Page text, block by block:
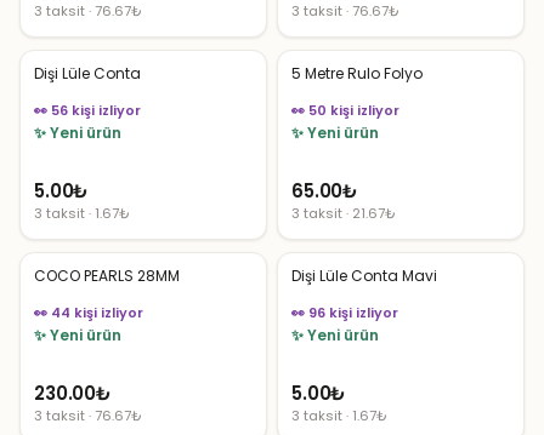
3 taksit · 76.67₺ 3 taksit · 76.67₺
Dişi Lüle Conta
👀 56 kişi izliyor
✨ Yeni ürün
5.00₺
3 taksit · 1.67₺
5 Metre Rulo Folyo
👀 50 kişi izliyor
✨ Yeni ürün
65.00₺
3 taksit · 21.67₺
COCO PEARLS 28MM
👀 44 kişi izliyor
✨ Yeni ürün
230.00₺
3 taksit · 76.67₺
Dişi Lüle Conta Mavi
👀 96 kişi izliyor
✨ Yeni ürün
5.00₺
3 taksit · 1.67₺